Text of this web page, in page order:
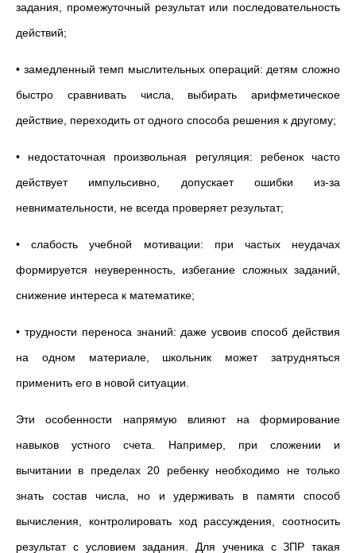
задания, промежуточный результат или последовательность
действий;
• замедленный темп мыслительных операций: детям сложно
быстро сравнивать числа, выбирать арифметическое
действие, переходить от одного способа решения к другому;
• недостаточная произвольная регуляция: ребенок часто
действует импульсивно, допускает ошибки из-за
невнимательности, не всегда проверяет результат;
• слабость учебной мотивации: при частых неудачах
формируется неуверенность, избегание сложных заданий,
снижение интереса к математике;
• трудности переноса знаний: даже усвоив способ действия
на одном материале, школьник может затрудняться
применить его в новой ситуации.
Эти особенности напрямую влияют на формирование
навыков устного счета. Например, при сложении и
вычитании в пределах 20 ребенку необходимо не только
знать состав числа, но и удерживать в памяти способ
вычисления, контролировать ход рассуждения, соотносить
результат с условием задания. Для ученика с ЗПР такая